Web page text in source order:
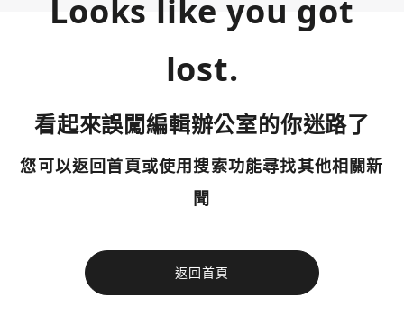
Looks like you got
lost.
看起來誤闖編輯辦公室的你迷路了
您可以返回首頁或使用搜索功能尋找其他相關新
聞
返回首頁
今日熱門
使用以下帳號繼續
您已閒置5分鐘，請點擊關閉按鈕或空白處，即可回到加密
今日熱門